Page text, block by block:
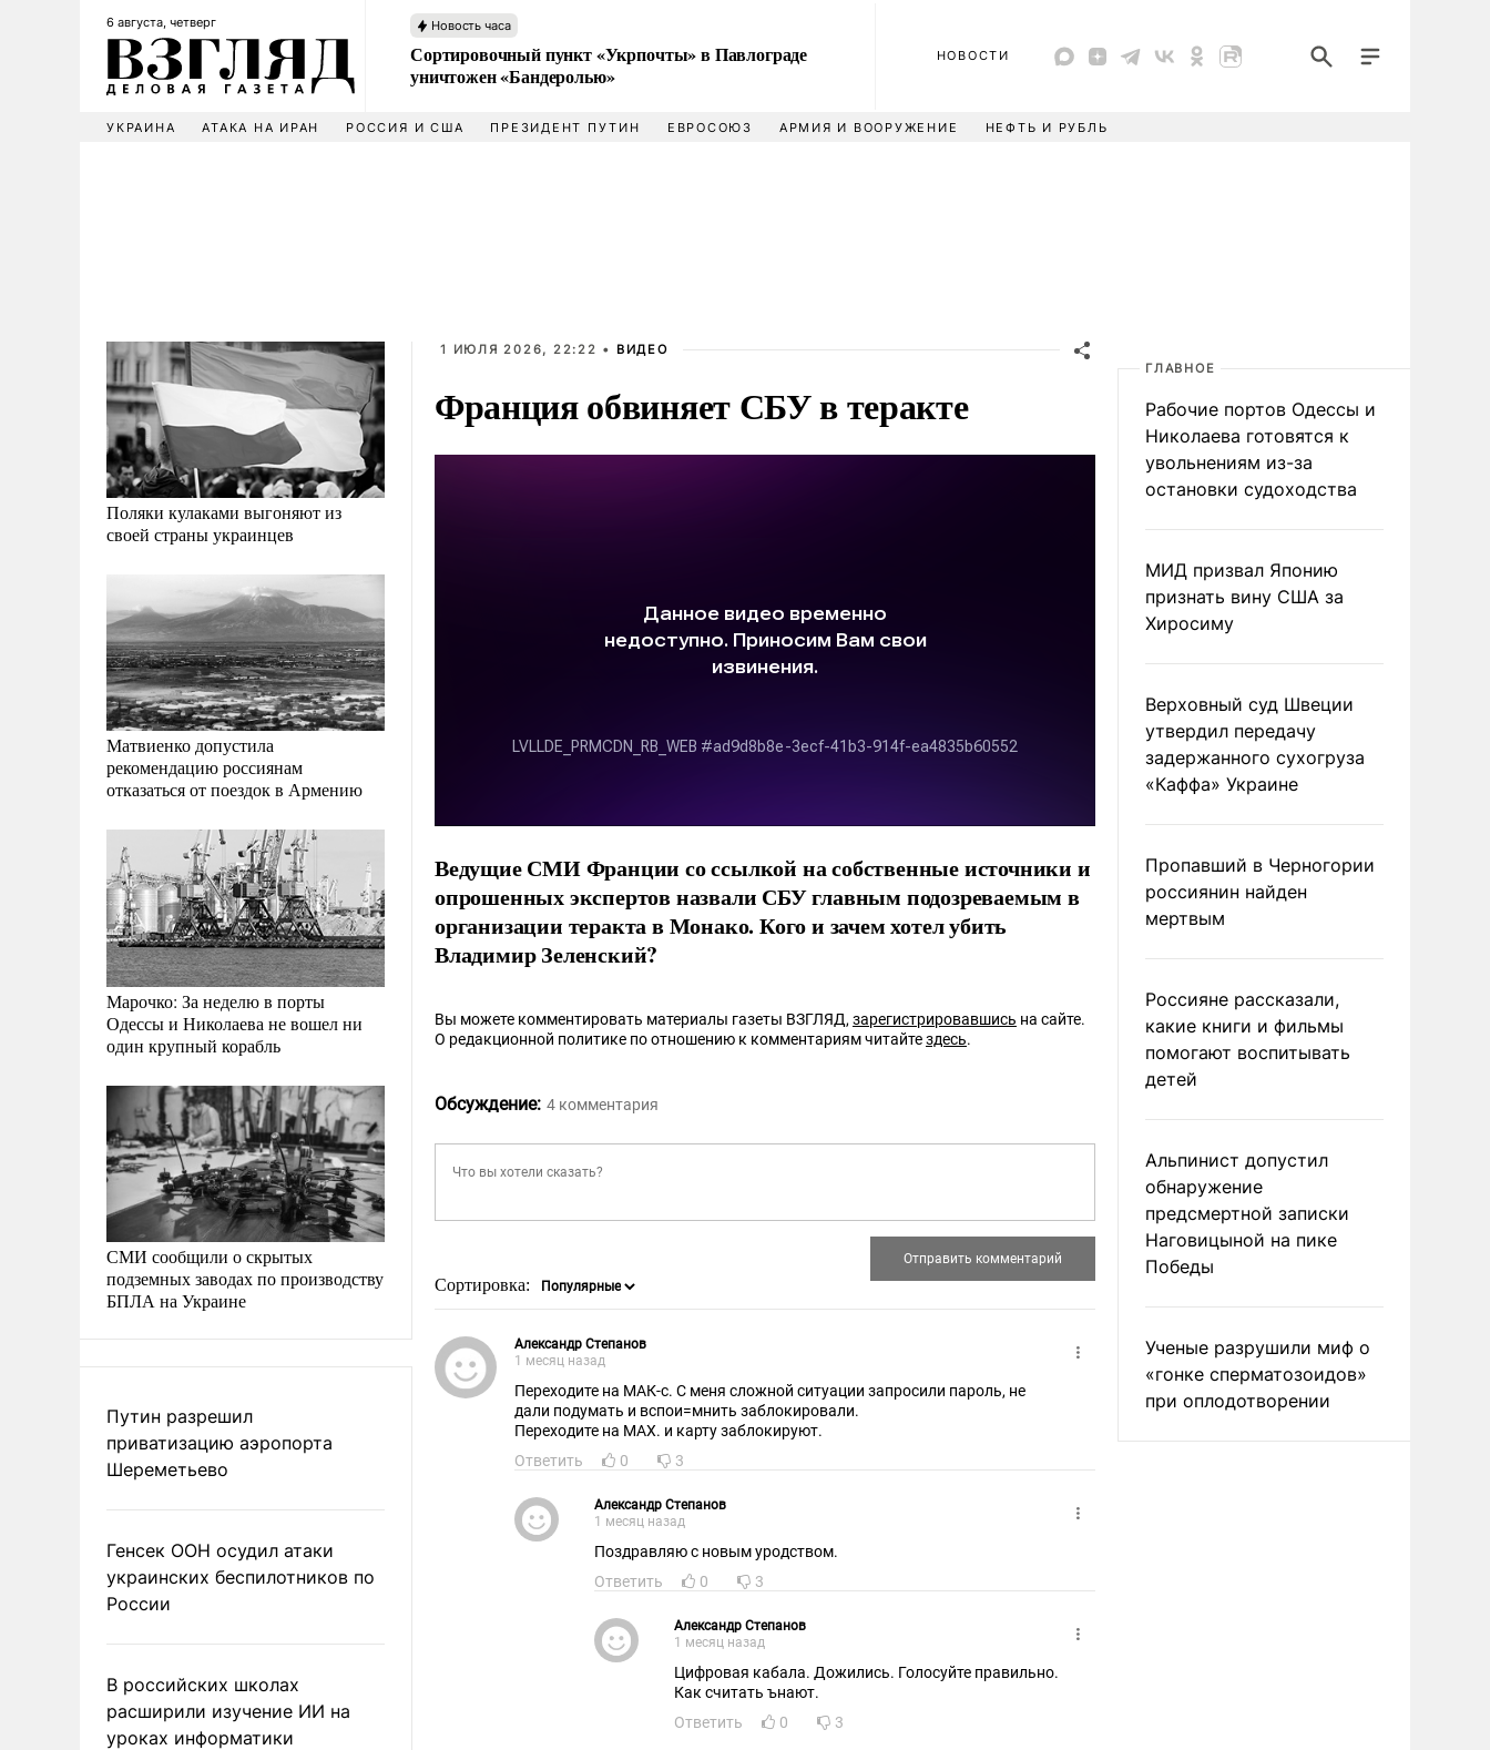
6 августа, четверг Новость часа
Сортировочный пункт «Укрпочты» в Павлограде
уничтожен «Бандеролью»
НОВОСТИ
УКРАИНА АТАКА НА ИРАН РОССИЯ И США ПРЕЗИДЕНТ ПУТИН ЕВРОСОЮЗ АРМИЯ И ВООРУЖЕНИЕ НЕФТЬ И РУБЛЬ
Поляки кулаками выгоняют из
своей страны украинцев
Матвиенко допустила
рекомендацию россиянам
отказаться от поездок в Армению
Марочко: За неделю в порты
Одессы и Николаева не вошел ни
один крупный корабль
СМИ сообщили о скрытых
подземных заводах по производству
БПЛА на Украине
Путин разрешил
приватизацию аэропорта
Шереметьево
Генсек ООН осудил атаки
украинских беспилотников по
России
В российских школах
расширили изучение ИИ на
уроках информатики
1 ИЮЛЯ 2026, 22:22 • ВИДЕО
Франция обвиняет СБУ в теракте
Ведущие СМИ Франции со ссылкой на собственные источники и
опрошенных экспертов назвали СБУ главным подозреваемым в
организации теракта в Монако. Кого и зачем хотел убить
Владимир Зеленский?
Вы можете комментировать материалы газеты ВЗГЛЯД,зарегистрировавшись на сайте.
О редакционной политике по отношению к комментариям читайтездесь.
Обсуждение: 4 комментария
Сортировка:
Александр Степанов
1 месяц назад
Переходите на МАК-с. С меня сложной ситуации запросили пароль, не
дали подумать и вспои=мнить заблокировали.
Переходите на МАХ. и карту заблокируют.
Ответить
0 3
Александр Степанов
1 месяц назад
Поздравляю с новым уродством.
Ответить
0 3
Александр Степанов
1 месяц назад
Цифровая кабала. Дожились. Голосуйте правильно.
Как считать ънают.
Ответить
0 3
ГЛАВНОЕ
Рабочие портов Одессы и
Николаева готовятся к
увольнениям из-за
остановки судоходства
МИД призвал Японию
признать вину США за
Хиросиму
Верховный суд Швеции
утвердил передачу
задержанного сухогруза
«Каффа» Украине
Пропавший в Черногории
россиянин найден
мертвым
Россияне рассказали,
какие книги и фильмы
помогают воспитывать
детей
Альпинист допустил
обнаружение
предсмертной записки
Наговицыной на пике
Победы
Ученые разрушили миф о
«гонке сперматозоидов»
при оплодотворении